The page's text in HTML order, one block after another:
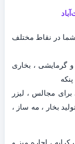
شما در نقاط مختلف
و گرمایشی ، بخاری
برای مجالس ، لیزر
بخار ، مه ساز ،